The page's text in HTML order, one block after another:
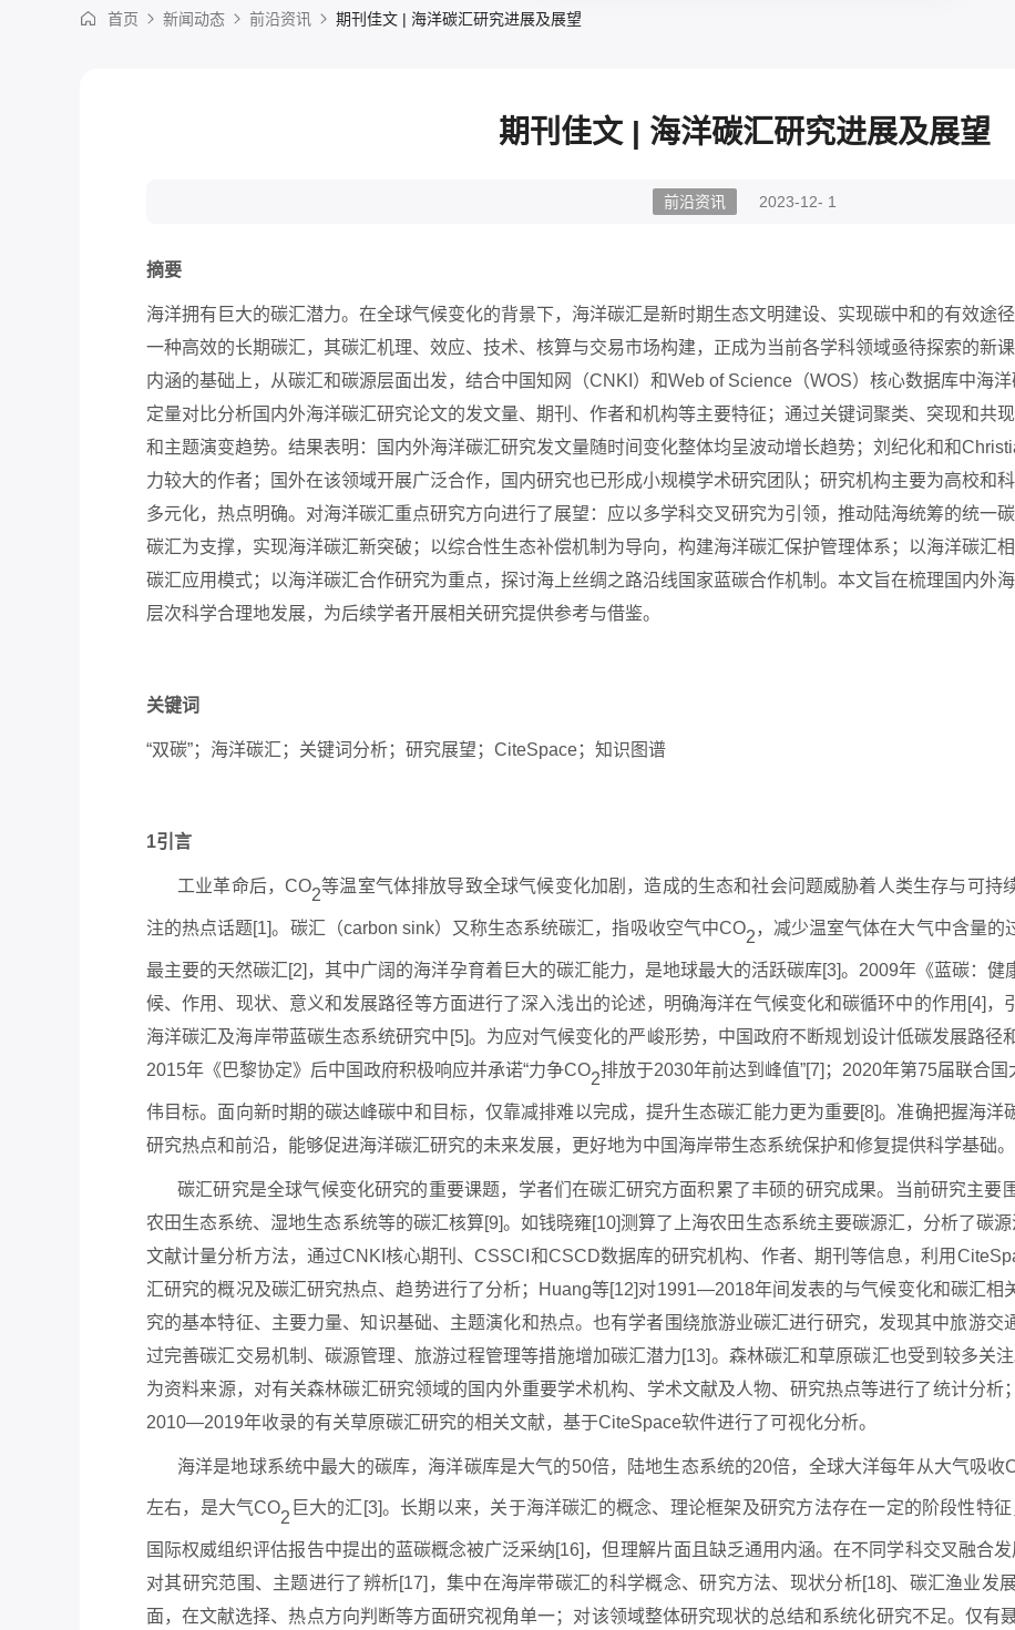
首页 新闻动态 前沿资讯 期刊佳文 | 海洋碳汇研究进展及展望
期刊佳文 | 海洋碳汇研究进展及展望
前沿资讯 2023-12- 1
摘要
海洋拥有巨大的碳汇潜力。在全球气候变化的背景下，海洋碳汇是新时期生态文明建设、实现碳中和的有效途
一种高效的长期碳汇，其碳汇机理、效应、技术、核算与交易市场构建，正成为当前各学科领域亟待探索的新
内涵的基础上，从碳汇和碳源层面出发，结合中国知网（CNKI）和Web of Science（WOS）核心数据库中海
定量对比分析国内外海洋碳汇研究论文的发文量、期刊、作者和机构等主要特征；通过关键词聚类、突现和共
和主题演变趋势。结果表明：国内外海洋碳汇研究发文量随时间变化整体均呈波动增长趋势；刘纪化和和
力较大的作者；国外在该领域开展广泛合作，国内研究也已形成小规模学术研究团队；研究机构主要为高校和
多元化，热点明确。对海洋碳汇重点研究方向进行了展望：应以多学科交叉研究为引领，推动陆海统筹的统一
碳汇为支撑，实现海洋碳汇新突破；以综合性生态补偿机制为导向，构建海洋碳汇保护管理体系；以海洋碳汇
碳汇应用模式；以海洋碳汇合作研究为重点，探讨海上丝绸之路沿线国家蓝碳合作机制。本文旨在梳理国内外
层次科学合理地发展，为后续学者开展相关研究提供参考与借鉴。
关键词
“双碳”；海洋碳汇；关键词分析；研究展望；CiteSpace；知识图谱
1引言
工业革命后，CO2等温室气体排放导致全球气候变化加剧，造成的生态和社会问题威胁着人类生存与可持
注的热点话题[1]。碳汇（carbon sink）又称生态系统碳汇，指吸收空气中CO2，减少温室气体在大气中含量的
最主要的天然碳汇[2]，其中广阔的海洋孕育着巨大的碳汇能力，是地球最大的活跃碳库[3]。2009年《蓝碳：
候、作用、现状、意义和发展路径等方面进行了深入浅出的论述，明确海洋在气候变化和碳循环中的作用[4]，
海洋碳汇及海岸带蓝碳生态系统研究中[5]。为应对气候变化的严峻形势，中国政府不断规划设计低碳发展路径
2015年《巴黎协定》后中国政府积极响应并承诺“力争CO2排放于2030年前达到峰值”[7]；2020年第75届联合
伟目标。面向新时期的碳达峰碳中和目标，仅靠减排难以完成，提升生态碳汇能力更为重要[8]。准确把握海
研究热点和前沿，能够促进海洋碳汇研究的未来发展，更好地为中国海岸带生态系统保护和修复提供科学基础。
碳汇研究是全球气候变化研究的重要课题，学者们在碳汇研究方面积累了丰硕的研究成果。当前研究主要
农田生态系统、湿地生态系统等的碳汇核算[9]。如钱晓雍[10]测算了上海农田生态系统主要碳源汇，分析了碳
文献计量分析方法，通过CNKI核心期刊、CSSCI和CSCD数据库的研究机构、作者、期刊等信息，利用
汇研究的概况及碳汇研究热点、趋势进行了分析；Huang等[12]对1991—2018年间发表的与气候变化和碳汇相
究的基本特征、主要力量、知识基础、主题演化和热点。也有学者围绕旅游业碳汇进行研究，发现其中旅游交
过完善碳汇交易机制、碳源管理、旅游过程管理等措施增加碳汇潜力[13]。森林碳汇和草原碳汇也受到较多关
为资料来源，对有关森林碳汇研究领域的国内外重要学术机构、学术文献及人物、研究热点等进行了统计分析
2010—2019年收录的有关草原碳汇研究的相关文献，基于CiteSpace软件进行了可视化分析。
海洋是地球系统中最大的碳库，海洋碳库是大气的50倍，陆地生态系统的20倍，全球大洋每年从大气吸收
左右，是大气CO2 巨大的汇 [3]。长期以来，关于海洋碳汇的概念、理论框架及研究方法存在一定的阶段性特
国际权威组织评估报告中提出的蓝碳概念被广泛采纳[16]，但理解片面且缺乏通用内涵。在不同学科交叉融合
对其研究范围、主题进行了辨析[17]，集中在海岸带碳汇的科学概念、研究方法、现状分析[18]、碳汇渔业发
面，在文献选择、热点方向判断等方面研究视角单一；对该领域整体研究现状的总结和系统化研究不足。仅有